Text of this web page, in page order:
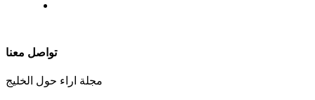
تواصل معنا
مجلة اراء حول الخليج